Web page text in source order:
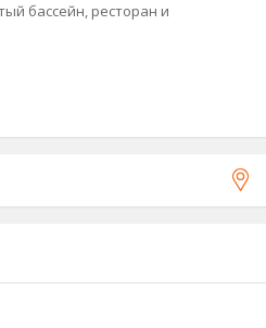
бассейн, ресторан и